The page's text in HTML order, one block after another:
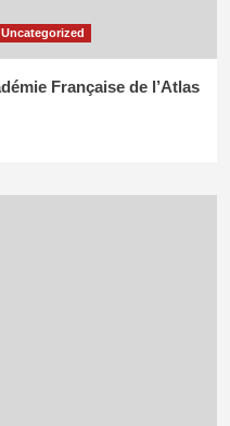
Uncategorized
Française de l’Atlas